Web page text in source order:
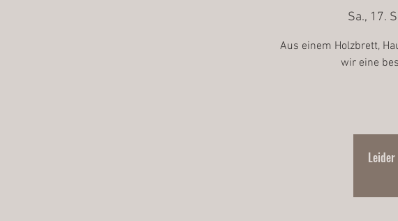
Sa., 17.
Aus einem Holzbrett,
wir eine